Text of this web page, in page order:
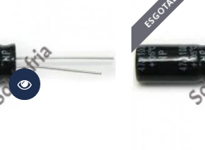
detalhadas sobre as características